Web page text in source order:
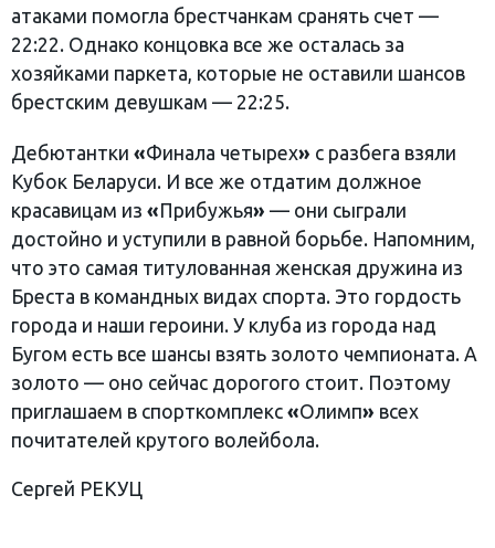
атаками помогла брестчанкам сранять счет —
22:22. Однако концовка все же осталась за
хозяйками паркета, которые не оставили шансов
брестским девушкам — 22:25.
Дебютантки «Финала четырех» с разбега взяли
Кубок Беларуси. И все же отдатим должное
красавицам из «Прибужья» — они сыграли
достойно и уступили в равной борьбе. Напомним,
что это самая титулованная женская дружина из
Бреста в командных видах спорта. Это гордость
города и наши героини. У клуба из города над
Бугом есть все шансы взять золото чемпионата. А
золото — оно сейчас дорогого стоит. Поэтому
приглашаем в спорткомплекс «Олимп» всех
почитателей крутого волейбола.
Сергей РЕКУЦ